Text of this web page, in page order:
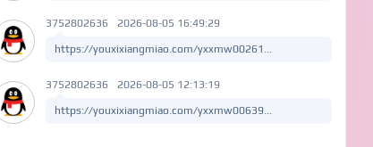
3752802636 2026-08-05 16:49:29
https://youxixiangmiao.com/yxxmw00261...
3752802636 2026-08-05 12:13:19
https://youxixiangmiao.com/yxxmw00639...